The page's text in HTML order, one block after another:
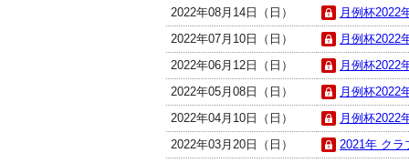
2022年08月14日（日）
月例杯2022
2022年07月10日（日）
月例杯2022
2022年06月12日（日）
月例杯2022
2022年05月08日（日）
月例杯2022
2022年04月10日（日）
月例杯2022
2022年03月20日（日）
2021年 クラ